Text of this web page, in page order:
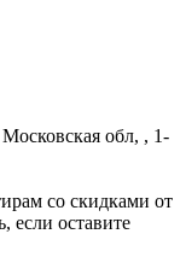
обл, , 1-
со скидками от
если оставите